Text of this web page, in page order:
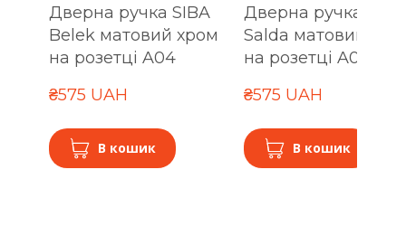
Дверна ручка SIBA
Belek матовий хром
на розетці A04
₴575 UAH
В кошик
Дверна ручка SIBA
Salda матовий
на розетці A04
₴575 UAH
В кошик